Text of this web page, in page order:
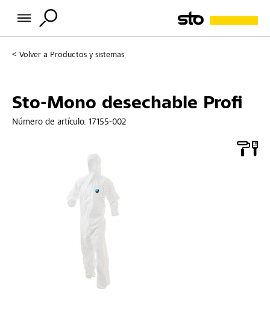
Volver a Productos y sistemas
Sto-Mono desechable Profi
Número de artículo: 17155-002